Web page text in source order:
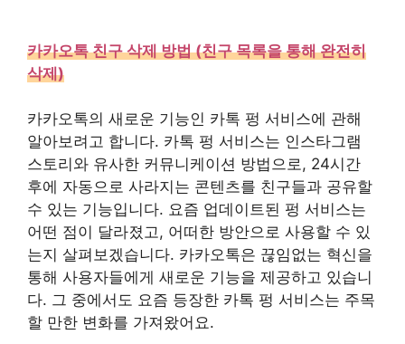
카카오톡 친구 삭제 방법 (친구 목록을 통해 완전히
삭제)
카카오톡의 새로운 기능인 카톡 펑 서비스에 관해
알아보려고 합니다. 카톡 펑 서비스는 인스타그램
스토리와 유사한 커뮤니케이션 방법으로, 24시간
후에 자동으로 사라지는 콘텐츠를 친구들과 공유할
수 있는 기능입니다. 요즘 업데이트된 펑 서비스는
어떤 점이 달라졌고, 어떠한 방안으로 사용할 수 있
는지 살펴보겠습니다. 카카오톡은 끊임없는 혁신을
통해 사용자들에게 새로운 기능을 제공하고 있습니
다. 그 중에서도 요즘 등장한 카톡 펑 서비스는 주목
할 만한 변화를 가져왔어요.